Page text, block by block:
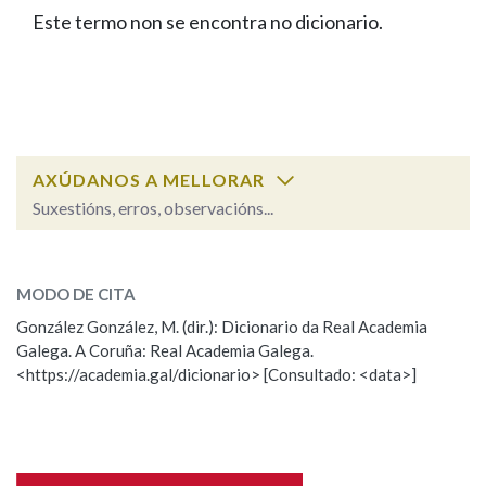
FIGURAS HOMENAXEADAS
PORTAL DAS PALABRAS
Facebook
TwitterYoutubeInstagram
Bluesky
BUSCAR NOS LEMAS
Remata por
BUSCAR NO CONTIDO
Nas definicións
Este termo non se encontra no dicionario.
AXÚDANOS A MELLORAR
Suxestións, erros, observacións...
Observación
Nome
MODO DE CITA
González González, M. (dir.): Dicionario da Real Academia
Galega. A Coruña: Real Academia Galega.
<https://academia.gal/dicionario> [Consultado: <data>]